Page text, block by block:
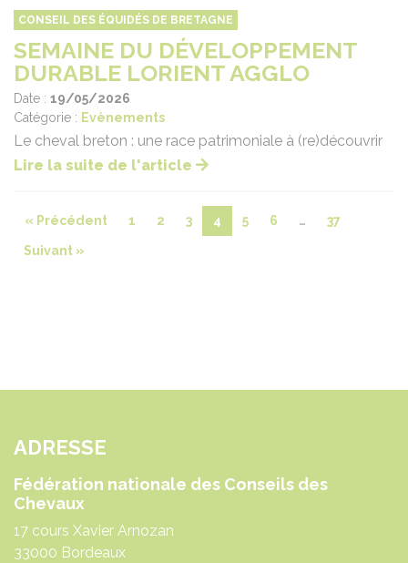
CONSEIL DES ÉQUIDÉS DE BRETAGNE
SEMAINE DU DÉVELOPPEMENT
DURABLE LORIENT AGGLO
Date : 19/05/2026
Catégorie : Evènements
Le cheval breton : une race patrimoniale à (re)découvrir
Lire la suite de l'article
« Précédent 1 2 3 4 5 6 … 37
Suivant »
ADRESSE
Fédération nationale des Conseils des
Chevaux
17 cours Xavier Arnozan
33000 Bordeaux